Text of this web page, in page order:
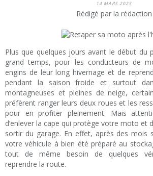
14 MARS 2023
Rédigé par la rédaction
Plus que quelques jours avant le début du
grand temps, pour les conducteurs de
engins de leur long hivernage et de
pendant la saison froide et surtout
montagneuses et pleines de neige,
préfèrent ranger leurs deux roues et les
pour en profiter pleinement. Mais
d’enlever la cape qui protège votre moto et
sortir du garage. En effet, après des mois
votre véhicule à bien été préparé au
tout de même besoin de quelques
reprendre la route.